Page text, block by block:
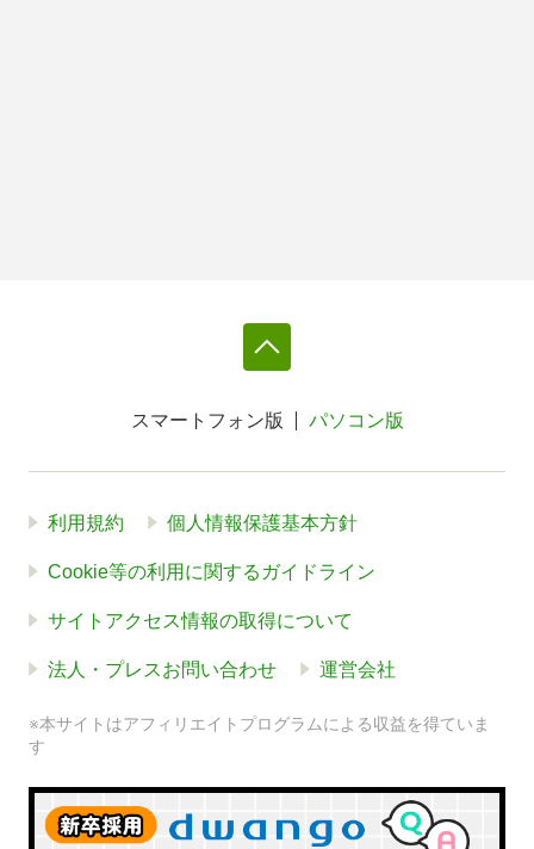
スマートフォン版 パソコン版
利用規約 個人情報保護基本方針
Cookie等の利用に関するガイドライン
サイトアクセス情報の取得について
法人・プレスお問い合わせ 運営会社
※本サイトはアフィリエイトプログラムによる収益を得ていま
す